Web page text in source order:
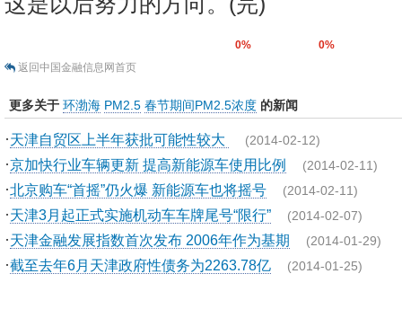
0%
0%
返回中国金融信息网首页
更多关于 环渤海 PM2.5 春节期间PM2.5浓度 的新闻
·天津自贸区上半年获批可能性较大 (2014-02-12)
·京加快行业车辆更新 提高新能源车使用比例 (2014-02-11)
·北京购车“首摇”仍火爆 新能源车也将摇号 (2014-02-11)
·天津3月起正式实施机动车车牌尾号“限行” (2014-02-07)
·天津金融发展指数首次发布 2006年作为基期 (2014-01-29)
·截至去年6月天津政府性债务为2263.78亿 (2014-01-25)